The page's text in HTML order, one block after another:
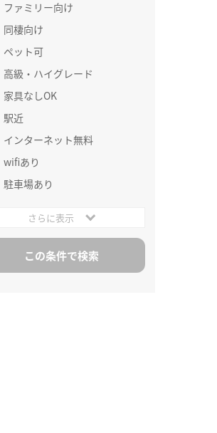
ファミリー向け
同棲向け
ペット可
高級・ハイグレード
家具なしOK
駅近
インターネット無料
wifiあり
駐車場あり
さらに表示